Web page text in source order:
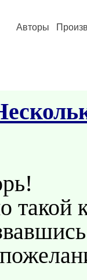
Авторы
такой